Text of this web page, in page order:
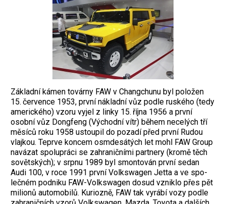
Základní ­kámen továrny FAW v Changchunu byl položen
15. července 1953, první nákladní vůz podle ruského (tedy
amerického) vzoru vyjel z linky 15. října 1956 a první
osobní vůz Dongfeng (Východní vítr) během necelých tří
měsíců roku 1958 ustoupil do pozadí před první Rudou
vlajkou. Te­prve koncem osmdesátých let mohl FAW Group
navázat ­spolupráci se zahraničními partnery (kromě těch
sovětských); v srpnu 1989 byl smon­tován první sedan
Audi 100, v roce 1991 ­první Volkswagen Jetta a ve spo­
lečném ­podniku FAW-Volkswagen dosud vzniklo přes pět
milionů automobilů. Kuriozně, FAW tak vyrábí vozy podle